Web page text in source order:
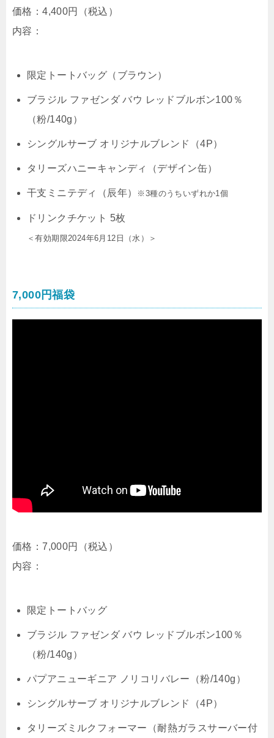
価格：4,400円（税込）
内容：
限定トートバッグ（ブラウン）
ブラジル ファゼンダ バウ レッドブルボン100％
（粉/140g）
シングルサーブ オリジナルブレンド（4P）
タリーズハニーキャンディ（デザイン缶）
干支ミニテディ（辰年） ※3種のうちいずれか1個
ドリンクチケット 5枚
＜有効期限2024年6月12日（水）＞
7,000円福袋
価格：7,000円（税込）
内容：
限定トートバッグ
ブラジル ファゼンダ バウ レッドブルボン100％
（粉/140g）
パプアニューギニア ノリコリバレー（粉/140g）
シングルサーブ オリジナルブレンド（4P）
タリーズミルクフォーマー（耐熱ガラスサーバー付